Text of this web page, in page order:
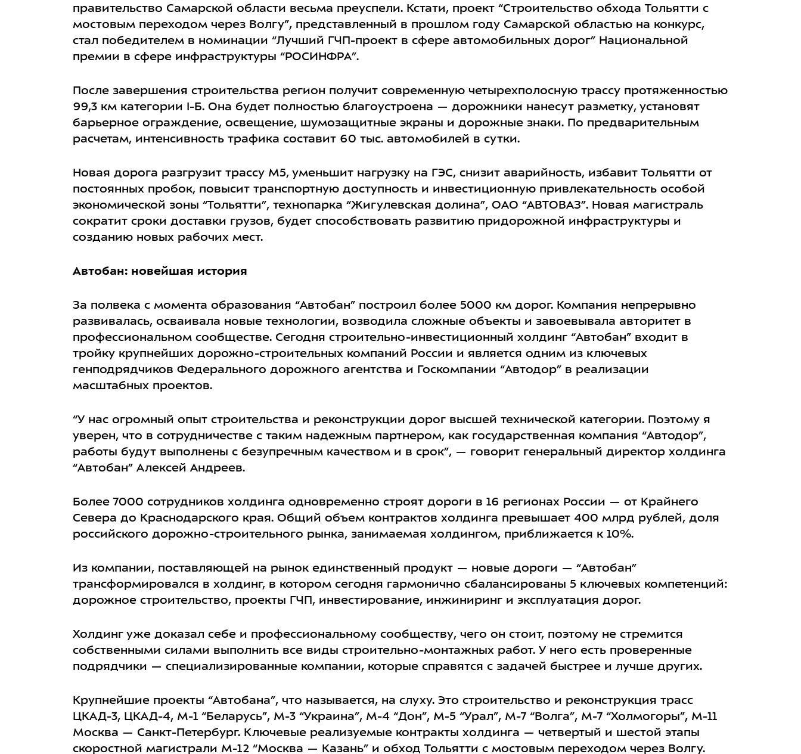
правительство Самарской области весьма преуспели. Кстати, проект “Строительство обхода Тольятти с
мостовым переходом через Волгу”, представленный в прошлом году Самарской областью на конкурс,
стал победителем в номинации “Лучший ГЧП-проект в сфере автомобильных дорог” Национальной
премии в сфере инфраструктуры “РОСИНФРА”.
После завершения строительства регион получит современную четырехполосную трассу протяженностью
99,3 км категории I-Б. Она будет полностью благоустроена — дорожники нанесут разметку, установят
барьерное ограждение, освещение, шумозащитные экраны и дорожные знаки. По предварительным
расчетам, интенсивность трафика составит 60 тыс. автомобилей в сутки.
Новая дорога разгрузит трассу М5, уменьшит нагрузку на ГЭС, снизит аварийность, избавит Тольятти от
постоянных пробок, повысит транспортную доступность и инвестиционную привлекательность особой
экономической зоны “Тольятти”, технопарка “Жигулевская долина”, ОАО “АВТОВАЗ”. Новая магистраль
сократит сроки доставки грузов, будет способствовать развитию придорожной инфраструктуры и
созданию новых рабочих мест.
Автобан: новейшая история
За полвека с момента образования “Автобан” построил более 5000 км дорог. Компания непрерывно
развивалась, осваивала новые технологии, возводила сложные объекты и завоевывала авторитет в
профессиональном сообществе. Сегодня строительно-инвестиционный холдинг “Автобан” входит в
тройку крупнейших дорожно-строительных компаний России и является одним из ключевых
генподрядчиков Федерального дорожного агентства и Госкомпании “Автодор” в реализации
масштабных проектов.
“У нас огромный опыт строительства и реконструкции дорог высшей технической категории. Поэтому я
уверен, что в сотрудничестве с таким надежным партнером, как государственная компания “Автодор”,
работы будут выполнены с безупречным качеством и в срок”, — говорит генеральный директор холдинга
“Автобан” Алексей Андреев.
Более 7000 сотрудников холдинга одновременно строят дороги в 16 регионах России — от Крайнего
Севера до Краснодарского края. Общий объем контрактов холдинга превышает 400 млрд рублей, доля
российского дорожно-строительного рынка, занимаемая холдингом, приближается к 10%.
Из компании, поставляющей на рынок единственный продукт — новые дороги — “Автобан”
трансформировался в холдинг, в котором сегодня гармонично сбалансированы 5 ключевых компетенций:
дорожное строительство, проекты ГЧП, инвестирование, инжиниринг и эксплуатация дорог.
Холдинг уже доказал себе и профессиональному сообществу, чего он стоит, поэтому не стремится
собственными силами выполнить все виды строительно-монтажных работ. У него есть проверенные
подрядчики — специализированные компании, которые справятся с задачей быстрее и лучше других.
Крупнейшие проекты “Автобана”, что называется, на слуху. Это строительство и реконструкция трасс
ЦКАД-3, ЦКАД-4, М-1 “Беларусь”, М-3 “Украина”, М-4 “Дон”, М-5 “Урал”, М-7 “Волга”, М-7 “Холмогоры”, М-11
Москва — Санкт-Петербург. Ключевые реализуемые контракты холдинга — четвертый и шестой этапы
скоростной магистрали М-12 “Москва — Казань” и обход Тольятти с мостовым переходом через Волгу.